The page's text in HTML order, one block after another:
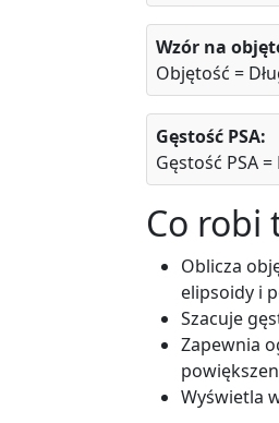
Wzór na
Objętość =
Gęstość PSA:
Gęstość PSA
Co robi
Oblicza
elipsoidy i
Szacuje
Zapewnia
Wyświetla